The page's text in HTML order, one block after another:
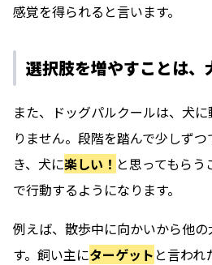
感覚を得られると言います。
選択肢を増やすことは、
また、ドッグパルクールは、犬
りません。段階を踏んで少しず
き、犬に楽しい！ と思ってもら
で行動するようになります。
例えば、散歩中に向かいから他
す。飼い主にターゲット と言わ